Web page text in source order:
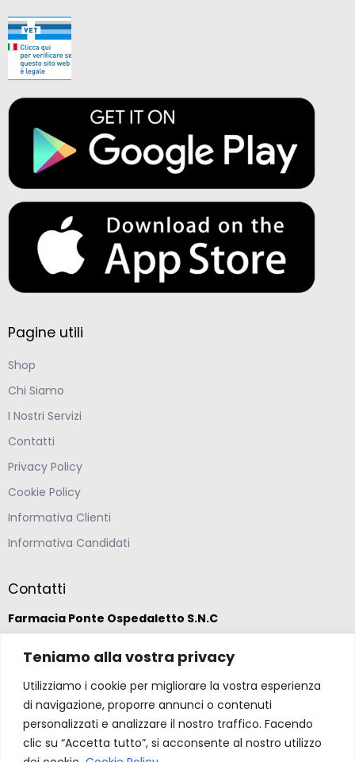
Teniamo alla vostra privacy
Utilizziamo i cookie per migliorare la vostra esperienza
di navigazione, proporre annunci o contenuti
personalizzati e analizzare il nostro traffico. Facendo
clic su “Accetta tutto”, si acconsente al nostro utilizzo
Pagine utili
Shop
Chi Siamo
I Nostri Servizi
Contatti
Privacy Policy
Cookie Policy
Informativa Clienti
Informativa Candidati
Contatti
Farmacia Ponte Ospedaletto S.N.C
Via della Solidarietà 2,
47020 Longiano, Forlì-Cesena
(39) 0547 57265